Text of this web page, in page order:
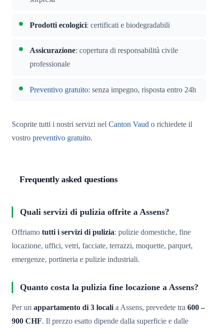
Prodotti ecologici: certificati e biodegradabili
Assicurazione: copertura di responsabilità civile
professionale
Preventivo gratuito: senza impegno, risposta entro 24h
Scoprite tutti i nostri servizi nel Canton Vaud o richiedete il
vostro preventivo gratuito.
Frequently asked questions
Quali servizi di pulizia offrite a Assens?
Offriamo tutti i servizi di pulizia: pulizie domestiche, fine
locazione, uffici, vetri, facciate, terrazzi, moquette, parquet,
emergenze, portineria e pulizie industriali.
Quanto costa la pulizia fine locazione a Assens?
Per un appartamento di 3 localia Assens, prevedete tra 600 –
900 CHF. Il prezzo esatto dipende dalla superficie e dalle